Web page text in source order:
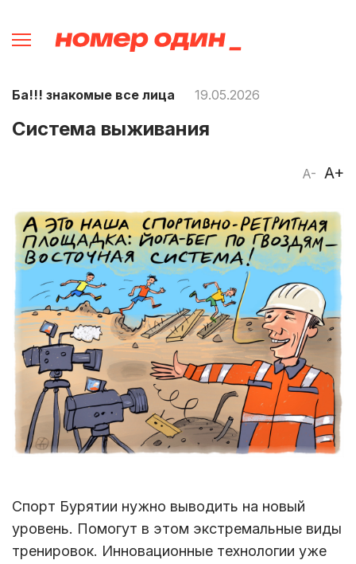
Ба!!! знакомые все лица 19.05.2026
Система выживания
A- A+
Спорт Бурятии нужно выводить на новый
уровень. Помогут в этом экстремальные виды
тренировок. Инновационные технологии уже